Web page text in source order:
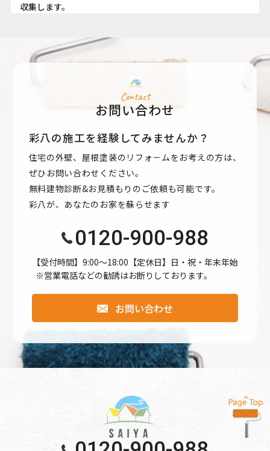
収集します。
●取得した個人情報は、ご本人の同意なしに上記利用目的以
●情報が漏洩しないよう対策を講じ、従業員だけでなく委託
人の同意を得ずに第三者に情報を提供しません。
●ご本人からの求めに応じ、当該ご本人の個人情報を開示し
ます。
●公開された個人情報が事実と異なる場合、訂正や削除に応
じます。
●本個人情報保護方針は、当サイト内で適用されるもので
より良いサービスの提供、またユーザビリティの向上のた
め、Googleアナリティクスを使用し、当サイトの利用状況
「Cookie」を通じて、Googleがお客様のIPアドレスなどの
情報を収集する場合がありますが、「Cookie」で収集され
る情報は個人を特定できるものではありません。
収集されたデータはGoogleのプライバシーポリシーにおい
Contact
お問い合わせ
彩八の施工を経験してみませんか？
住宅の外壁、屋根塗装のリフォ－ムをお考えの方は、
ぜひお問い合わせください。
無料建物診断&お見積もりのご依頼も可能です。
彩八が、あなたのお家を蘇らせます
0120-900-988
【受付時間】9:00〜18:00【定休日】日・祝・年末年始
※営業電話などの勧誘はお断りしております。
お問い合わせ